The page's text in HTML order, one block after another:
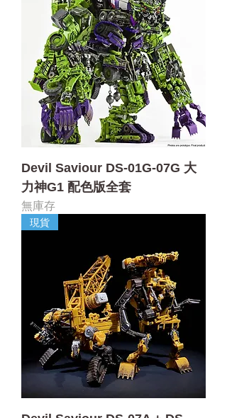
Devil Saviour DS-01G-07G 大
力神G1 配色版全套
無庫存
現貨